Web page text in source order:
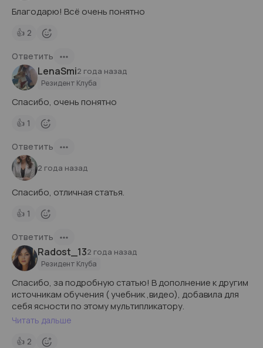
Благодарю! Всё очень понятно
👍 2
Ответить
LenaSmi2 года назад
Резидент Клуба
Спасибо, очень понятно
👍 1
Ответить
2 года назад
Спасибо, отличная статья.
👍 1
Ответить
Radost_132 года назад
Резидент Клуба
Спасибо, за подробную статью! В дополнение к другим
источникам обучения ( учебник ,видео), добавила для
себя ясности по этому мультипликатору.
Читать дальше
👍 2